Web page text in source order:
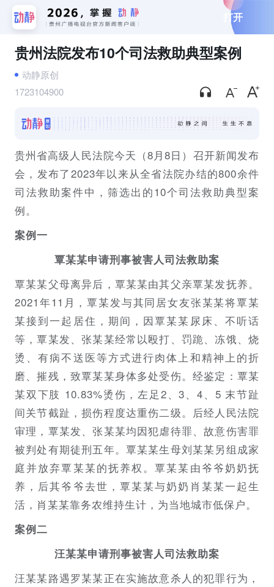
打开
贵州法院发布10个司法救助典型案例
动静原创
1723104900
贵州省高级人民法院今天（8月8日）召开新闻发布
会，发布了2023年以来从全省法院办结的800余件
司法救助案件中，筛选出的10个司法救助典型案
例。
案例一
覃某某申请刑事被害人司法救助案
覃某某父母离异后，覃某某由其父亲覃某发抚养。
2021年11月，覃某发与其同居女友张某某将覃某
某接到一起居住，期间，因覃某某尿床、不听话
等，覃某发、张某某经常以殴打、罚跪、冻饿、烧
烫、有病不送医等方式进行肉体上和精神上的折
磨、摧残，致覃某某身体多处受伤。经鉴定：覃某
某双下肢 10.83%烫伤，左足2、3、4、5 末节趾
间关节截趾，损伤程度达重伤二级。后经人民法院
审理，覃某发、张某某均因犯虐待罪、故意伤害罪
被判处有期徒刑五年。覃某某生母刘某某另组成家
庭并放弃覃某某的抚养权。覃某某由爷爷奶奶抚
养，后其爷爷去世，覃某某与奶奶肖某某一起生
活，肖某某靠务农维持生计，为当地城市低保户。
案例二
汪某某申请刑事被害人司法救助案
汪某某路遇罗某某正在实施故意杀人的犯罪行为，